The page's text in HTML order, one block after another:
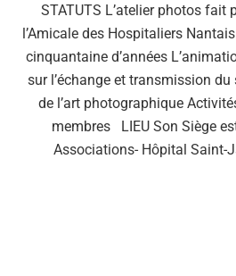
STATUTS L’atelier photos fait
l’Amicale des Hospitaliers
cinquantaine d’années
sur l’échange et transmission
de l’art photographique
membres LIEU Son Siège
Associations- Hôpital Saint-